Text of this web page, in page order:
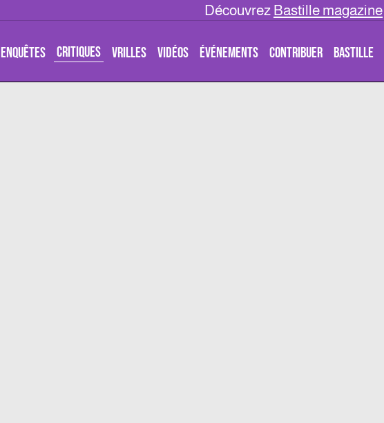
Découvrez Bastille magazine
ENQUÊTES CRITIQUES VRILLES VIDÉOS ÉVÉNEMENTS CONTRIBUER BASTILLE